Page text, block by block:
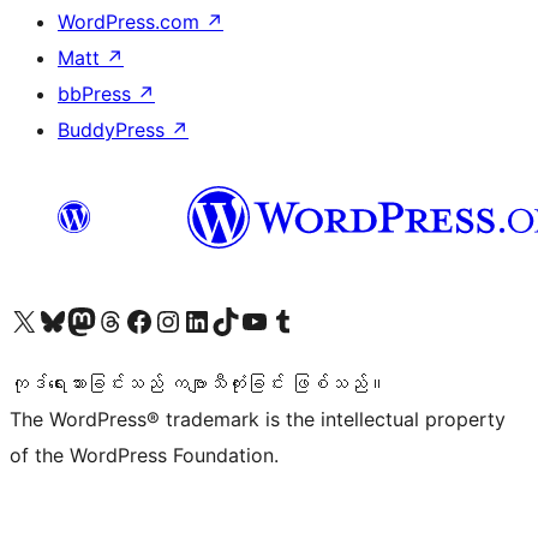
WordPress.com ↗
Matt ↗
bbPress ↗
BuddyPress ↗
ကျွန်ုပ်တို့၏ X (ယခင် Twitter) အကောင့်သို့ သွားရောက်ကြည့်ရှုပါကျွန်ုပ်တို့၏ Bluesky အကောင့်သို့ ဝင်ရောက်ကြည့်ရှုရန်
ကျွန်ုပ်တို့၏ Mastodon အကောင့်သို့ သွားရောက်ကြည့်ရှုပါကျွန်ုပ်တို့၏ Threads အကောင့်သို့ ဝင်ရောက်ကြည့်ရှုရန်
ကျွန်ုပ်တို့၏ Facebook စာမျက်နှာသို့ သွားရောက်ကြည့်ရှုပါကျွန်ုပ်တို့၏ Instagram အကောင့်သို့ သွားရောက်ကြည့်ရှုပါ ကျွန်ုပ်တို့၏ LinkedIn အကောင့်သို့ သွားရောက်ကြည့်ရှုပါကျွန်ုပ်တို့၏ TikTok အကောင့်သို့ ဝင်ရောက်ကြည့်ရှုရန်
ကျွန်ုပ်တို့၏ YouTube ချန်နယ်သို့ သွားရောက်ကြည့်ရှုပါ ကျွန်ုပ်တို့၏ Tumblr အကောင့်သို့ ဝင်ရောက်ကြည့်ရှုရန်
ကုဒ်ရေးသားခြင်းသည် ကဗျာသီကုံးခြင်း ဖြစ်သည်။
The WordPress® trademark is the intellectual property
of the WordPress Foundation.